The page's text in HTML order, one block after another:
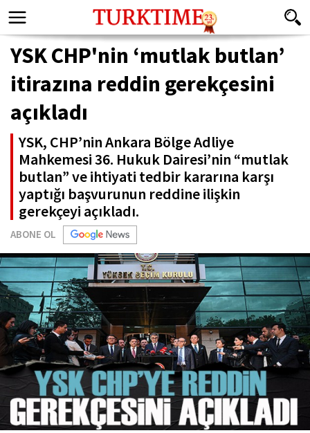
YSK CHP'nin ‘mutlak butlan’
itirazına reddin gerekçesini
açıkladı
YSK, CHP’nin Ankara Bölge Adliye
Mahkemesi 36. Hukuk Dairesi’nin “mutlak
butlan” ve ihtiyati tedbir kararına karşı
yaptığı başvurunun reddine ilişkin
gerekçeyi açıkladı.
ABONE OL